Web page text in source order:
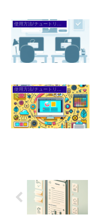
使用方法/チュートリアル